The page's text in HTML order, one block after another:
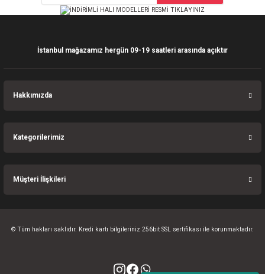
Bu ürüne benzer farklı alternatifler olmalı.
İstanbul mağazamız hergün 09-19 saatleri arasında açıktır
Hakkımızda
Kategorilerimiz
Müşteri İlişkileri
© Tüm hakları saklıdır. Kredi kartı bilgileriniz 256bit SSL sertifikası ile korunmaktadır.